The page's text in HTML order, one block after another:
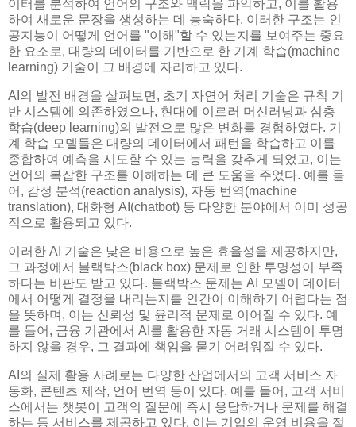
이터를 분석하여 언어의 구조와 맥락을 파악하고, 이를 활용
하여 새로운 문장을 생성하는 데 능숙하다. 이러한 구조는 인
공지능이 어떻게 언어를 "이해"할 수 있는지를 보여주는 중요
한 요소로, 대량의 데이터를 기반으로 한 기계 학습(machine
learning) 기술이 그 배경에 자리하고 있다.
AI의 발전 배경을 살펴보면, 초기 자연어 처리 기술은 규칙 기
반 시스템에 의존하였으나, 현대에 이르러 머신러닝과 심층
학습(deep learning)의 발전으로 많은 변화를 경험하였다. 기
계 학습 모델들은 대량의 데이터에서 패턴을 학습하고 이를
종합하여 예측을 시도할 수 있는 능력을 갖추게 되었고, 이는
언어의 복잡한 구조를 이해하는 데 큰 도움을 주었다. 예를 들
어, 감정 분석(reaction analysis), 자동 번역(machine
translation), 대화형 AI(chatbot) 등 다양한 분야에서 이미 성공
적으로 활용되고 있다.
이러한 AI 기술은 낮은 비용으로 높은 효율성을 제공하지만,
그 과정에서 블랙박스(black box) 문제로 인한 투명성이 부족
하다는 비판도 받고 있다. 블랙박스 문제는 AI 모델이 데이터
에서 어떻게 결정을 내리는지를 인간이 이해하기 어렵다는 점
을 뜻하며, 이는 신뢰성 및 윤리적 문제로 이어질 수 있다. 예
를 들어, 금융 기관에서 AI를 활용한 자동 거래 시스템이 투명
하지 않을 경우, 그 결과에 책임을 묻기 어려워질 수 있다.
AI의 실제 활용 사례로는 다양한 산업에서의 고객 서비스 자
동화, 콘텐츠 제작, 언어 번역 등이 있다. 예를 들어, 고객 서비
스에서는 챗봇이 고객의 질문에 즉시 응답하거나 문제를 해결
하는 등 서비스를 제공하고 있다. 이는 기업의 운영 비용을 절